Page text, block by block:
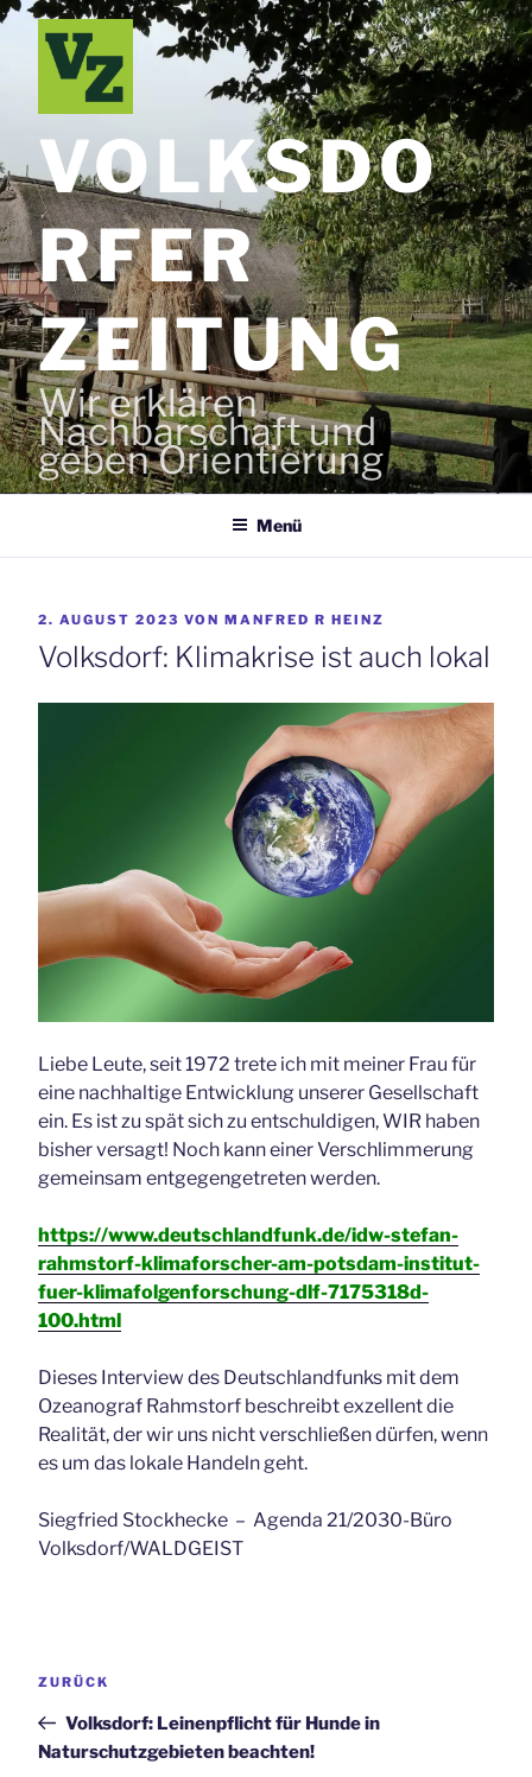
Zum
Inhalt
springen
VOLKSDO
RFER
ZEITUNG
Wir erklären
Nachbarschaft und
geben Orientierung
Menü
VERÖFFENTLICHT
AM
2. AUGUST 2023 VON MANFRED R HEINZ
Volksdorf: Klimakrise ist auch lokal
Liebe Leute, seit 1972 trete ich mit meiner Frau für
eine nachhaltige Entwicklung unserer Gesellschaft
ein. Es ist zu spät sich zu entschuldigen, WIR haben
bisher versagt! Noch kann einer Verschlimmerung
gemeinsam entgegengetreten werden.
https://www.deutschlandfunk.de/idw-stefan-
rahmstorf-klimaforscher-am-potsdam-institut-
fuer-klimafolgenforschung-dlf-7175318d-
100.html
Dieses Interview des Deutschlandfunks mit dem
Ozeanograf Rahmstorf beschreibt exzellent die
Realität, der wir uns nicht verschließen dürfen, wenn
es um das lokale Handeln geht.
Siegfried Stockhecke – Agenda 21/2030-Büro
Volksdorf/WALDGEIST
Vorheriger
ZURÜCK
Volksdorf: Leinenpflicht für Hunde in
Naturschutzgebieten beachten!